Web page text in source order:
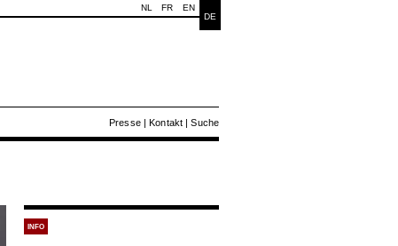
DE
EN
FR
NL
Presse|Kontakt |Suche
INFO